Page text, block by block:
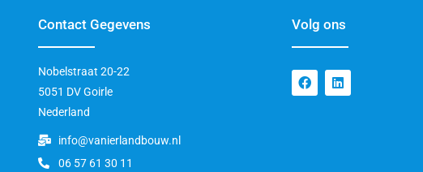
Contact Gegevens
Nobelstraat 20-22
5051 DV Goirle
Nederland
info@vanierlandbouw.nl
06 57 61 30 11
Volg ons